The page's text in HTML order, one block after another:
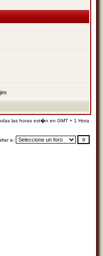
las horas est�n en GMT + 1 Hora
a: